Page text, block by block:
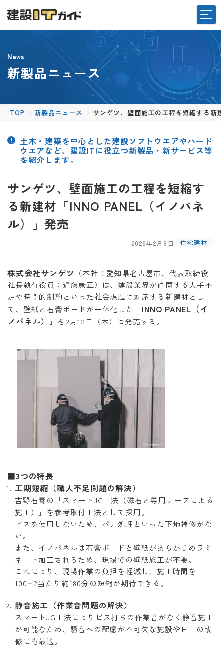
News
新製品ニュース
TOP 新製品ニュース サンゲツ、壁面施工の工程を短縮する
土木・建築を中心とした建設ソフトウエアやハード
ウエアなど、建設ITに役立つ新製品・新サービス等
を紹介します。
サンゲツ、壁面施工の工程を短縮す
る新建材「INNO PANEL（イノパネ
ル）」発売
2026年2月9日 住宅建材
株式会社サンゲツ
（本社：愛知県名古屋市、代表取締役
社長執行役員：近藤康正）は、建設業界が直面する人手不
足や時間的制約といった社会課題に対応する新建材とし
て、壁紙と石膏ボードが一体化した「INNO PANEL（イ
ノパネル）
」を2月12日（木）に発売する。
■3つの特長
工期短縮（職人不足問題の解決）
吉野石膏の「スマートJG工法（磁石と専用テープによる
施工）」を参考取付工法として採用。
ビスを使用しないため、パテ処理といった下地補修がな
い。
また、イノパネルは石膏ボードと壁紙があらかじめラミ
ネート加工されるため、現場での壁紙施工が不要。
これにより、現場作業の負担を軽減し、施工時間を
100m2当たり約180分の短縮が期待できる。
静音施工（作業音問題の解決）
スマートJG工法によりビス打ちの作業音がなく静音施工
が可能なため、騒音への配慮が不可欠な施設や日中の改
修にも最適。